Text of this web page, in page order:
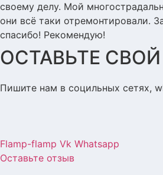
своему делу. Мой
они всё таки отремонтировали.
спасибо! Рекомендую!
ОСТАВЬТЕ
Пишите нам в социльных сетях,
Flamp-flamp Vk Whatsapp
Оставьте отзыв